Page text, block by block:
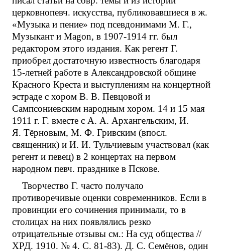
церковнопевч. искусства, публиковавшиеся в ж.
«Музыка и пение» под псевдонимами М. Г.,
Музыкант и Magon, в 1907-1914 гг. был
редактором этого издания. Как регент Г.
приобрел достаточную известность благодаря
15-летней работе в Александровской общине
Красного Креста и выступлениям на концертной
эстраде с хором В. В. Певцовой и
Сампсониевским народным хором. 14 и 15 мая
1911 г. Г. вместе с А. А. Архангельским, И.
Я. Тёрновым, М. Ф. Гривским (впосл.
священник) и И. И. Тульчиевым участвовал (как
регент и певец) в 2 концертах на первом
народном певч. празднике в Пскове.
Творчество Г. часто получало
противоречивые оценки современников. Если в
провинции его сочинения принимали, то в
столицах на них появлялись резко
отрицательные отзывы см.: На суд общества //
ХРД. 1910. № 4. С. 81-83). Д. С. Семёнов, один